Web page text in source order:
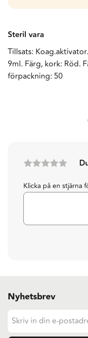
Steril vara
Tillsats:
9ml. Färg, kork: Röd.
förpackning: 50
Klicka på en stjärna
Nyhetsbrev